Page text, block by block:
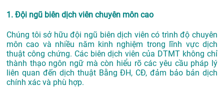
1. Đội ngũ biên dịch viên chuyên môn cao
Chúng tôi sở hữu đội ngũ biên dịch viên có trình độ chuyên
môn cao và nhiều năm kinh nghiệm trong lĩnh vực dịch
thuật công chứng. Các biên dịch viên của DTMT không chỉ
thành thạo ngôn ngữ mà còn hiểu rõ các yêu cầu pháp lý
liên quan đến dịch thuật Bằng ĐH, CĐ, đảm bảo bản dịch
chính xác và phù hợp.